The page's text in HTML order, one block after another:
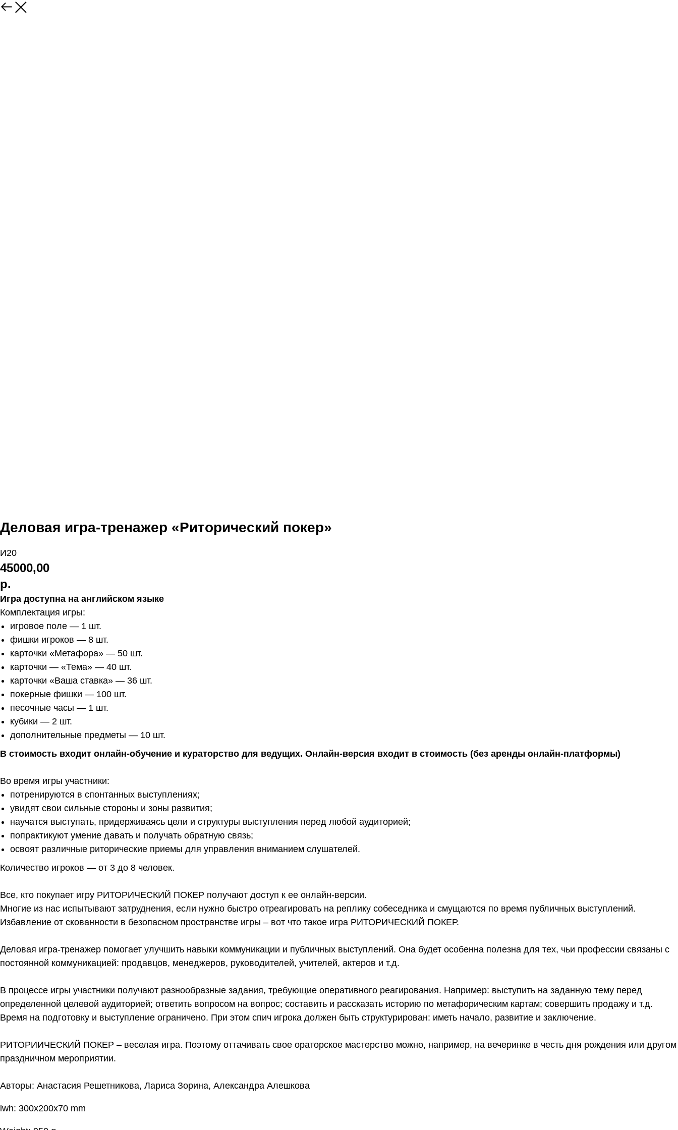
Деловая игра-тренажер «Риторический покер»
И20
45000,00
р.
Игра доступна на английском языке
Комплектация игры:
игровое поле — 1 шт.
фишки игроков — 8 шт.
карточки «Метафора» — 50 шт.
карточки — «Тема» — 40 шт.
карточки «Ваша ставка» — 36 шт.
покерные фишки — 100 шт.
песочные часы — 1 шт.
кубики — 2 шт.
дополнительные предметы — 10 шт.
В стоимость входит онлайн-обучение и кураторство для ведущих. Онлайн-версия входит в стоимость (без аренды онлайн-платформы)
Во время игры участники:
потренируются в спонтанных выступлениях;
увидят свои сильные стороны и зоны развития;
научатся выступать, придерживаясь цели и структуры выступления перед любой аудиторией;
попрактикуют умение давать и получать обратную связь;
освоят различные риторические приемы для управления вниманием слушателей.
Количество игроков — от 3 до 8 человек.
Все, кто покупает игру РИТОРИЧЕСКИЙ ПОКЕР получают доступ к ее онлайн-версии.
Многие из нас испытывают затруднения, если нужно быстро отреагировать на реплику собеседника и смущаются по время публичных выступлений.
Избавление от скованности в безопасном пространстве игры – вот что такое игра РИТОРИЧЕСКИЙ ПОКЕР.
Деловая игра-тренажер помогает улучшить навыки коммуникации и публичных выступлений. Она будет особенна полезна для тех, чьи профессии связаны с
постоянной коммуникацией: продавцов, менеджеров, руководителей, учителей, актеров и т.д.
В процессе игры участники получают разнообразные задания, требующие оперативного реагирования. Например: выступить на заданную тему перед
определенной целевой аудиторией; ответить вопросом на вопрос; составить и рассказать историю по метафорическим картам; совершить продажу и т.д.
Время на подготовку и выступление ограничено. При этом спич игрока должен быть структурирован: иметь начало, развитие и заключение.
РИТОРИИЧЕСКИЙ ПОКЕР – веселая игра. Поэтому оттачивать свое ораторское мастерство можно, например, на вечеринке в честь дня рождения или другом
праздничном мероприятии.
Авторы: Анастасия Решетникова, Лариса Зорина, Александра Алешкова
lwh: 300x200x70 mm